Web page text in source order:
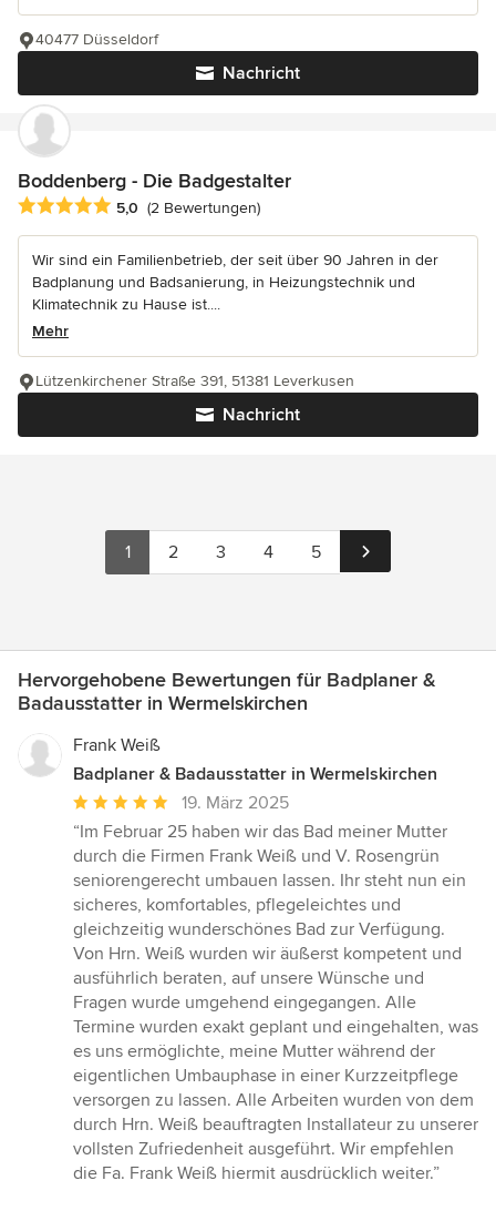
Nachricht
40477 Düsseldorf
Boddenberg - Die Badgestalter
Durchschnittliche Bewertung: 5 von 5 Sternen
5,0 (2 Bewertungen)
Wir sind ein Familienbetrieb, der seit über 90 Jahren in der
Badplanung und Badsanierung, in Heizungstechnik und
Klimatechnik zu Hause ist....
Mehr
Nachricht
Lützenkirchener Straße 391, 51381 Leverkusen
1 2 3 4 5
Hervorgehobene Bewertungen für Badplaner &
Badausstatter in Wermelskirchen
Frank Weiß
Badplaner & Badausstatter in Wermelskirchen
Durchschnittliche
Bewertung:
5
von
5
Sternen
19. März 2025
“Im Februar 25 haben wir das Bad meiner Mutter
durch die Firmen Frank Weiß und V. Rosengrün
seniorengerecht umbauen lassen. Ihr steht nun ein
sicheres, komfortables, pflegeleichtes und
gleichzeitig wunderschönes Bad zur Verfügung.
Von Hrn. Weiß wurden wir äußerst kompetent und
ausführlich beraten, auf unsere Wünsche und
Fragen wurde umgehend eingegangen. Alle
Termine wurden exakt geplant und eingehalten, was
es uns ermöglichte, meine Mutter während der
eigentlichen Umbauphase in einer Kurzzeitpflege
versorgen zu lassen. Alle Arbeiten wurden von dem
durch Hrn. Weiß beauftragten Installateur zu unserer
vollsten Zufriedenheit ausgeführt. Wir empfehlen
die Fa. Frank Weiß hiermit ausdrücklich weiter.”